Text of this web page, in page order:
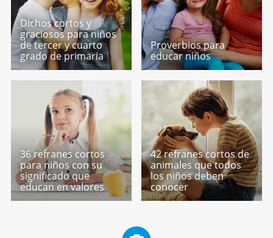
Dichos cortos y
graciosos para niños
de tercer y cuarto
grado de primaria
Proverbios para
educar niños
36 refranes cortos
para niños con su
significado que
educan en valores
42 refranes cortos de
animales que todos
los niños deben
conocer